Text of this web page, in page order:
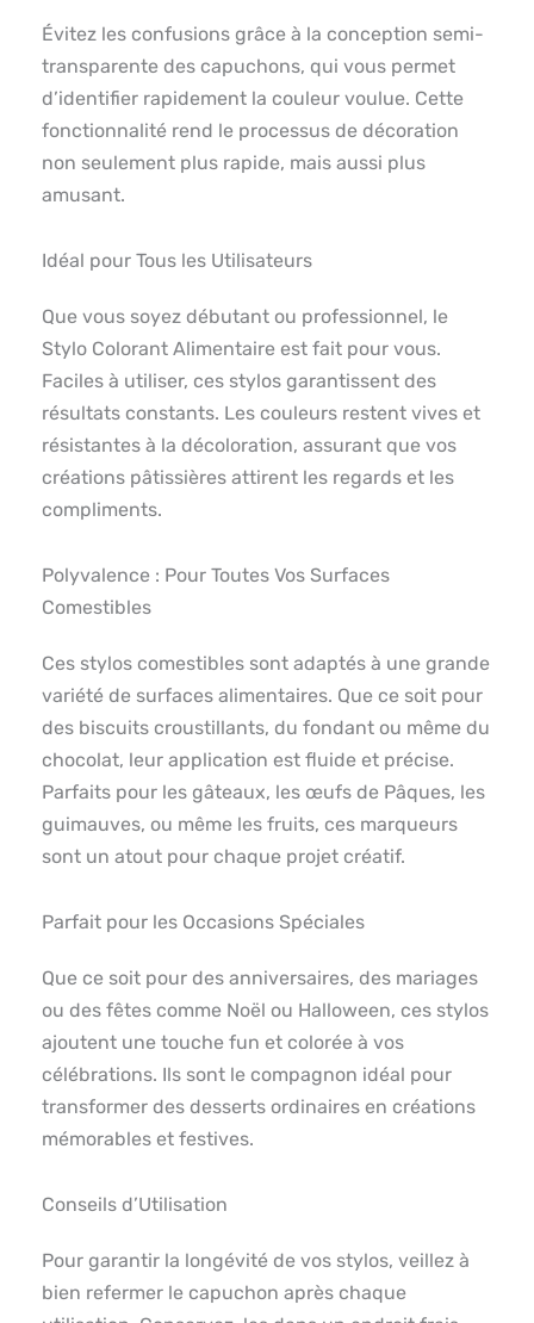
Évitez les confusions grâce à la conception semi-
transparente des capuchons, qui vous permet
d’identifier rapidement la couleur voulue. Cette
fonctionnalité rend le processus de décoration
non seulement plus rapide, mais aussi plus
amusant.
Idéal pour Tous les Utilisateurs
Que vous soyez débutant ou professionnel, le
Stylo Colorant Alimentaire est fait pour vous.
Faciles à utiliser, ces stylos garantissent des
résultats constants. Les couleurs restent vives et
résistantes à la décoloration, assurant que vos
créations pâtissières attirent les regards et les
compliments.
Polyvalence : Pour Toutes Vos Surfaces
Comestibles
Ces stylos comestibles sont adaptés à une grande
variété de surfaces alimentaires. Que ce soit pour
des biscuits croustillants, du fondant ou même du
chocolat, leur application est fluide et précise.
Parfaits pour les gâteaux, les œufs de Pâques, les
guimauves, ou même les fruits, ces marqueurs
sont un atout pour chaque projet créatif.
Parfait pour les Occasions Spéciales
Que ce soit pour des anniversaires, des mariages
ou des fêtes comme Noël ou Halloween, ces stylos
ajoutent une touche fun et colorée à vos
célébrations. Ils sont le compagnon idéal pour
transformer des desserts ordinaires en créations
mémorables et festives.
Conseils d’Utilisation
Pour garantir la longévité de vos stylos, veillez à
bien refermer le capuchon après chaque